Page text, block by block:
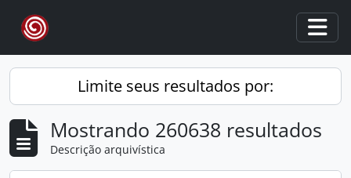
Skip to main content
Limite seus resultados por:
Mostrando 260638 resultados
Descrição arquivística